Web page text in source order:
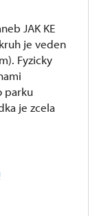
JAK KE
je veden
Fyzicky
parku
je zcela